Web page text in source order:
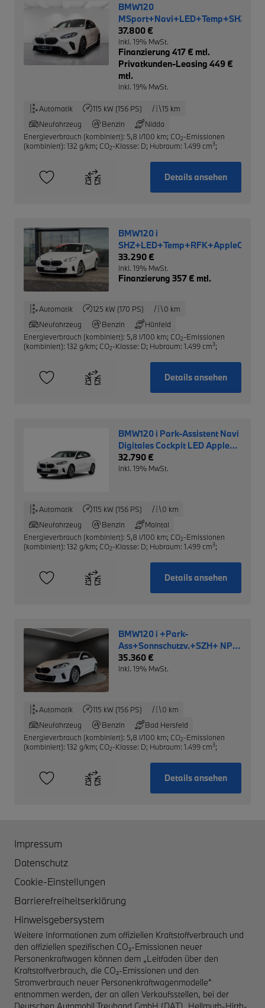
BMW120
37.800 €
inkl. 19% MwSt.
Finanzierung 417 € mtl.
Privatkunden-Leasing 449 €
mtl.
inkl. 19% MwSt.
Automatik 115 kW (156 PS)
15 km
Neufahrzeug
Benzin
Nidda
Energieverbrauch (kombiniert): 5,8 l/100 km; CO2-Emissionen
(kombiniert): 132 g/km; CO2-Klasse: D; Hubraum: 1.499 cm3;
Details ansehen
BMW120 i
33.290 €
inkl. 19% MwSt.
Finanzierung 357 € mtl.
Automatik 125 kW (170 PS)
0 km
Neufahrzeug
Benzin
Hünfeld
Energieverbrauch (kombiniert): 5,8 l/100 km; CO2-Emissionen
(kombiniert): 132 g/km; CO2-Klasse: D; Hubraum: 1.499 cm3;
Details ansehen
BMW120 i Park-Assistent Navi
Digitales Cockpit LED Apple
CarPlay Android Auto
Klimaautom
32.790 €
inkl. 19% MwSt.
Automatik 115 kW (156 PS)
0 km
Neufahrzeug
Benzin
Maintal
Energieverbrauch (kombiniert): 5,8 l/100 km; CO2-Emissionen
(kombiniert): 132 g/km; CO2-Klasse: D; Hubraum: 1.499 cm3;
Details ansehen
BMW120 i +Park-
Ass+Sonnschutzv.+SZH+ NP:
40.220,- €
35.360 €
inkl. 19% MwSt.
Automatik 115 kW (156 PS)
0 km
Neufahrzeug
Benzin
Bad Hersfeld
Energieverbrauch (kombiniert): 5,8 l/100 km; CO2-Emissionen
(kombiniert): 132 g/km; CO2-Klasse: D; Hubraum: 1.499 cm3;
Details ansehen
Impressum
Datenschutz
Cookie-Einstellungen
Barrierefreiheitserklärung
Hinweisgebersystem
Weitere Informationen zum offiziellen Kraftstoffverbrauch und
den offiziellen spezifischen CO₂-Emissionen neuer
Personenkraftwagen können dem „Leitfaden über den
Kraftstoffverbrauch, die CO₂-Emissionen und den
Stromverbrauch neuer Personenkraftwagenmodelle“
entnommen werden, der an allen Verkaufsstellen, bei der
Deutschen Automobil Treuhand GmbH (DAT), Hellmuth-Hirth-